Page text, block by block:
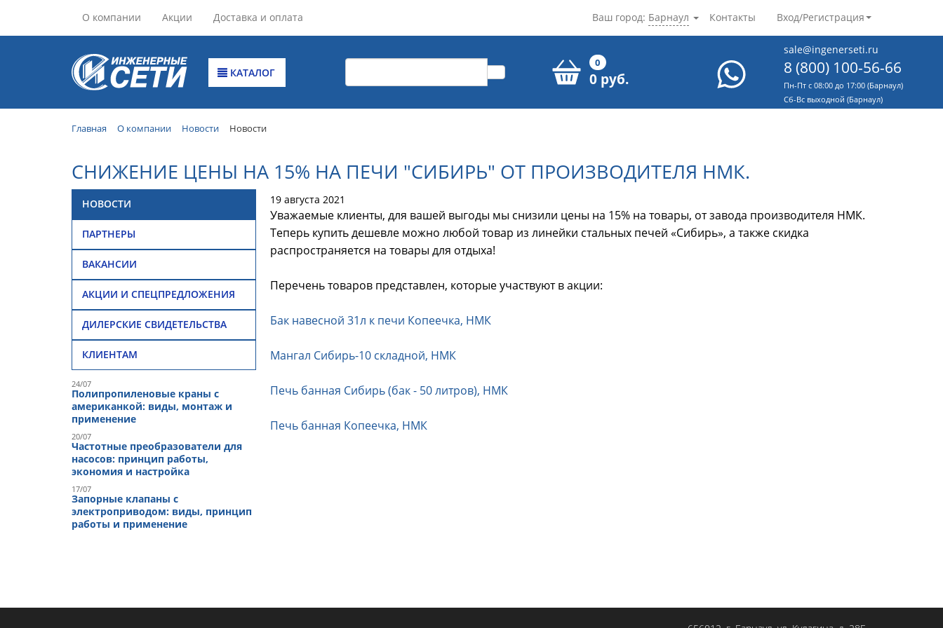
О компании Акции Доставка и оплата Контакты Вход/Регистрация
Ваш город: Барнаул
КАТАЛОГ
0
0 руб.
sale@ingenerseti.ru
8 (800) 100-56-66
Пн-Пт с 08:00 до 17:00 (Барнаул)
Cб-Вс выходной (Барнаул)
Главная О компании Новости Новости
СНИЖЕНИЕ ЦЕНЫ НА 15% НА ПЕЧИ "СИБИРЬ" ОТ ПРОИЗВОДИТЕЛЯ НМК.
НОВОСТИ
ПАРТНЕРЫ
ВАКАНСИИ
АКЦИИ И СПЕЦПРЕДЛОЖЕНИЯ
ДИЛЕРСКИЕ СВИДЕТЕЛЬСТВА
КЛИЕНТАМ
24/07
Полипропиленовые краны с
американкой: виды, монтаж и
применение
20/07
Частотные преобразователи для
насосов: принцип работы,
экономия и настройка
17/07
Запорные клапаны с
электроприводом: виды, принцип
работы и применение
19 августа 2021
Уважаемые клиенты, для вашей выгоды мы снизили цены на 15% на товары, от завода производителя НМК.
Теперь купить дешевле можно любой товар из линейки стальных печей «Сибирь», а также скидка
распространяется на товары для отдыха!
Перечень товаров представлен, которые участвуют в акции:
Бак навесной 31л к печи Копеечка, НМК
Мангал Сибирь-10 складной, НМК
Печь банная Сибирь (бак - 50 литров), НМК
Печь банная Копеечка, НМК